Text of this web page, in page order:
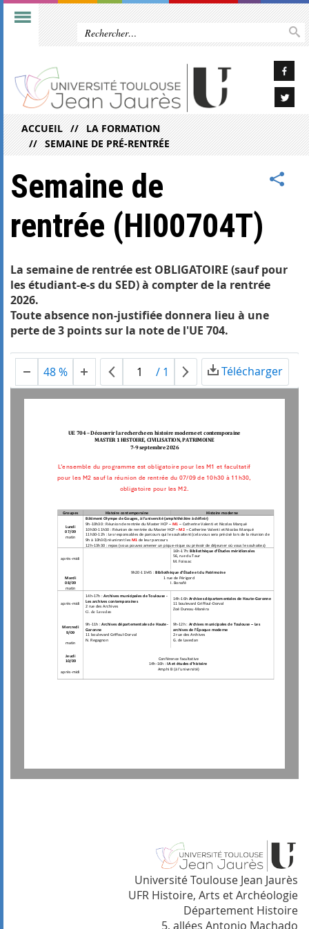
ACCUEIL
LA FORMATION
SEMAINE DE PRÉ-RENTRÉE
Semaine de
rentrée (HI00704T)
La semaine de rentrée est OBLIGATOIRE (sauf pour
les étudiant-e-s du SED) à compter de la rentrée
2026.
Toute absence non-justifiée donnera lieu à une
perte de 3 points sur la note de l'UE 704.
48 % / 1 Télécharger
UE 704 –Découvrir la recherche en histoire moderne et contemporaine
MASTER 1 HISTOIRE, CIVILISATION, PATRIMOINE
7-9 septembre 2026
L’ensemble du programme est obligatoire pour les M1 et facultatif
pour les M2 sauf la réunion de rentrée du 07/09 de 10h30 à 11h30,
obligatoire pour les M2.
Groupes Histoire contemporaine Histoire moderne
Lundi
07/09
matin
Bâtiment Olympe de Gouges, à l’université (amphithéâtre à définir)
9h-10h30 : Réunion de rentrée du Master HCP – M1 – Catherine Valenti et Nicolas Marqué
10h30-11h30 : Réunion de rentrée du Master HCP – M2 – Catherine Valenti et Nicolas Marqué
11h30-12h : Les responsables de parcours qui le souhaitent (cela vous sera précisé lors de la réunion de
9h à 10h30) réuniront les M1 de leur parcours
12h-13h30 : repas (vous pouvez amener un pique-nique ou prévoir de déjeuner où vous le souhaitez)
après-midi
16h-17h: Bibliothèque d’Études méridionales
56, rue du Taur
M. Foissac
Mardi
08/09
matin
9h20-11h45 : Bibliothèque d’Étude et du Patrimoine
1 rue de Périgord
I. Bonafé
après-midi
14h-17h : Archives municipales de Toulouse -
Les archives contemporaines
2 rue des Archives
G. de Lavedan
14h-16h Archives départementales de Haute-Garonne
11 boulevard Griffoul-Dorval
Zoé Dureau-Manéra
Mercredi
9/09
matin
9h-11h : Archives départementales de Haute-
Garonne
11 boulevard Griffoul-Dorval
N. Regagnon
9h-12h : Archives municipales de Toulouse – Les
archives de l’Époque moderne
2 rue des Archives
G. de Lavedan
Jeudi
10/09
après-midi
Conférence facultative
14h-16h : IA et études d’histoire
Amphi B (à l’université)
Université Toulouse Jean Jaurès
UFR Histoire, Arts et Archéologie
Département Histoire
5, allées Antonio Machado